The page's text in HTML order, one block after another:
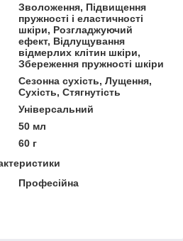
Зволоження, Підвищення
пружності і еластичності
шкіри, Розгладжуючий
ефект, Відлущування
відмерлих клітин шкіри,
Збереження пружності шкіри
Сезонна сухість, Лущення,
Сухість, Стягнутість
Універсальний
50 мл
60 г
Професійна